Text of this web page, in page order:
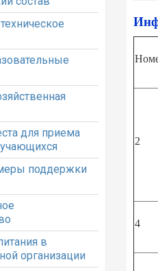
для приема
поддержки
в
организации
2
4